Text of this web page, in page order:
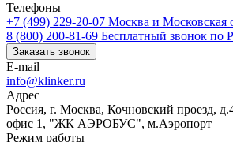
Телефоны
+7 (499) 229-20-07 Москва и Московская
8 (800) 200-81-69 Бесплатный звонок по
Заказать звонок
E-mail
info@klinker.ru
Адрес
Россия, г. Москва, Кочновский проезд,
офис 1, "ЖК АЭРОБУС", м.Аэропорт
Режим работы